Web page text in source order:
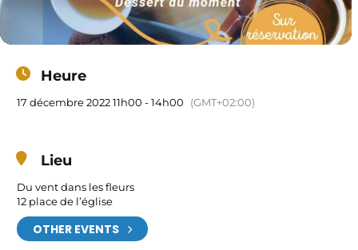
Heure
17 décembre 2022 11h00 - 14h00 (GMT+02:00)
Lieu
Du vent dans les fleurs
12 place de l’église
OTHER EVENTS